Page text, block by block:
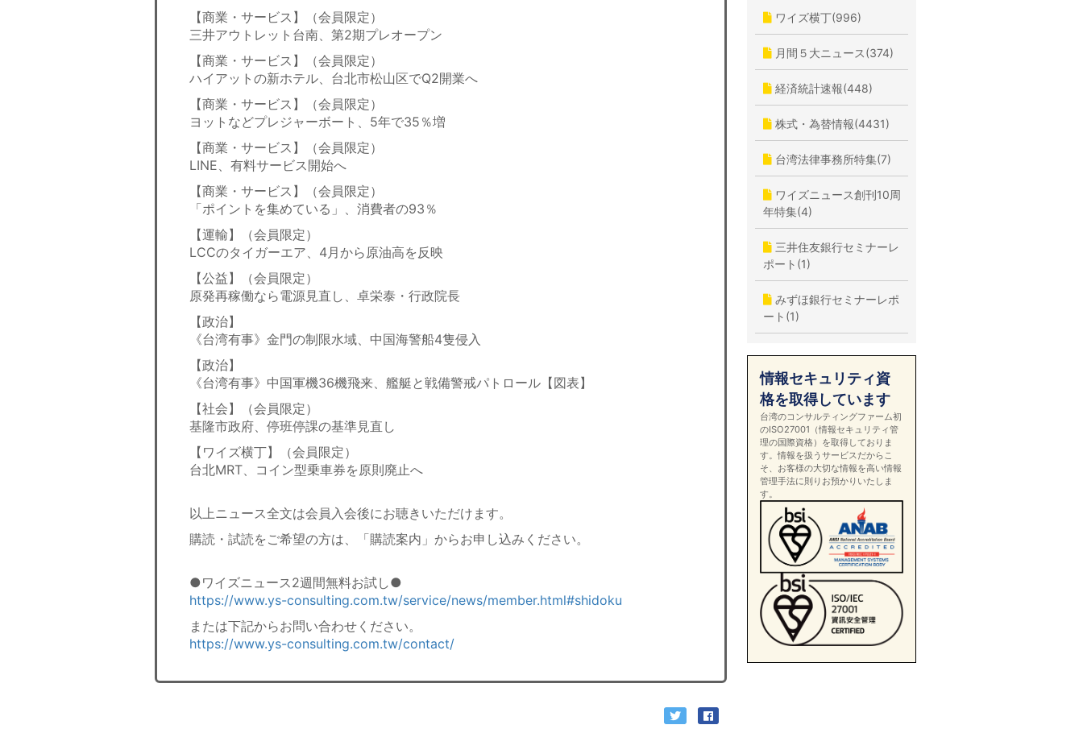
【商業・サービス】（会員限定）
三井アウトレット台南、第2期プレオープン
【商業・サービス】（会員限定）
ハイアットの新ホテル、台北市松山区でQ2開業へ
【商業・サービス】（会員限定）
ヨットなどプレジャーボート、5年で35％増
【商業・サービス】（会員限定）
LINE、有料サービス開始へ
【商業・サービス】（会員限定）
「ポイントを集めている」、消費者の93％
【運輸】（会員限定）
LCCのタイガーエア、4月から原油高を反映
【公益】（会員限定）
原発再稼働なら電源見直し、卓栄泰・行政院長
【政治】
《台湾有事》金門の制限水域、中国海警船4隻侵入
【政治】
《台湾有事》中国軍機36機飛来、艦艇と戦備警戒パトロール【図表】
【社会】（会員限定）
基隆市政府、停班停課の基準見直し
【ワイズ横丁】（会員限定）
台北MRT、コイン型乗車券を原則廃止へ
以上ニュース全文は会員入会後にお聴きいただけます。
購読・試読をご希望の方は、「購読案内」からお申し込みください。
●ワイズニュース2週間無料お試し●
https://www.ys-consulting.com.tw/service/news/member.html#shidoku
または下記からお問い合わせください。
https://www.ys-consulting.com.tw/contact/
ワイズ横丁(996)
月間５大ニュース(374)
経済統計速報(448)
株式・為替情報(4431)
台湾法律事務所特集(7)
ワイズニュース創刊10周
年特集(4)
三井住友銀行セミナーレ
ポート(1)
みずほ銀行セミナーレポ
ート(1)
情報セキュリティ資
格を取得しています
台湾のコンサルティングファーム初
のISO27001（情報セキュリティ管
理の国際資格）を取得しておりま
す。情報を扱うサービスだからこ
そ、お客様の大切な情報を高い情報
管理手法に則りお預かりいたしま
す。